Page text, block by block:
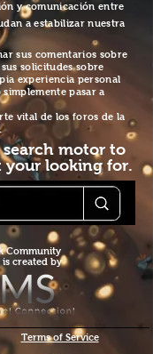
y comunicación entre
a estabilizar nuestra
sus comentarios sobre
solicitudes sobre
experiencia personal
pasar a
vital de los foros de la
motor to
looking for.
Community
is created by
Terms of Service